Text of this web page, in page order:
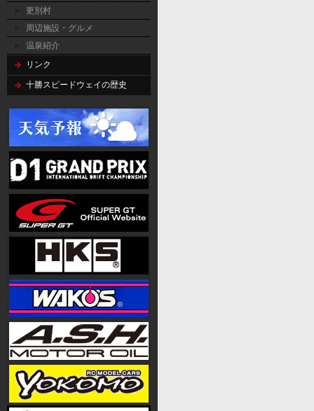
更別村
周辺施設・グルメ
温泉紹介
リンク
十勝スピードウェイの歴史